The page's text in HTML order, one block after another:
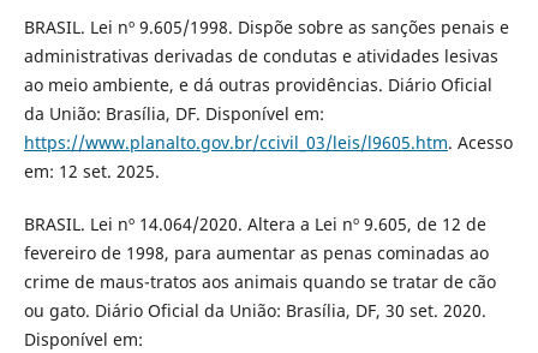
BRASIL. Lei nº 9.605/1998. Dispõe sobre as sanções penais e
administrativas derivadas de condutas e atividades lesivas
ao meio ambiente, e dá outras providências. Diário Oficial
da União: Brasília, DF. Disponível em:
https://www.planalto.gov.br/ccivil_03/leis/l9605.htm. Acesso
em: 12 set. 2025.
BRASIL. Lei nº 14.064/2020. Altera a Lei nº 9.605, de 12 de
fevereiro de 1998, para aumentar as penas cominadas ao
crime de maus-tratos aos animais quando se tratar de cão
ou gato. Diário Oficial da União: Brasília, DF, 30 set. 2020.
Disponível em: